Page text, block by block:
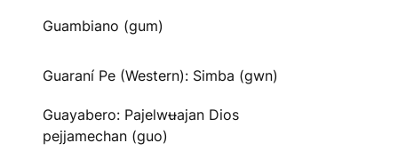
Guambiano (gum)
Guaraní Pe (Western): Simba (gwn)
Guayabero: Pajelwʉajan Dios
pejjamechan (guo)